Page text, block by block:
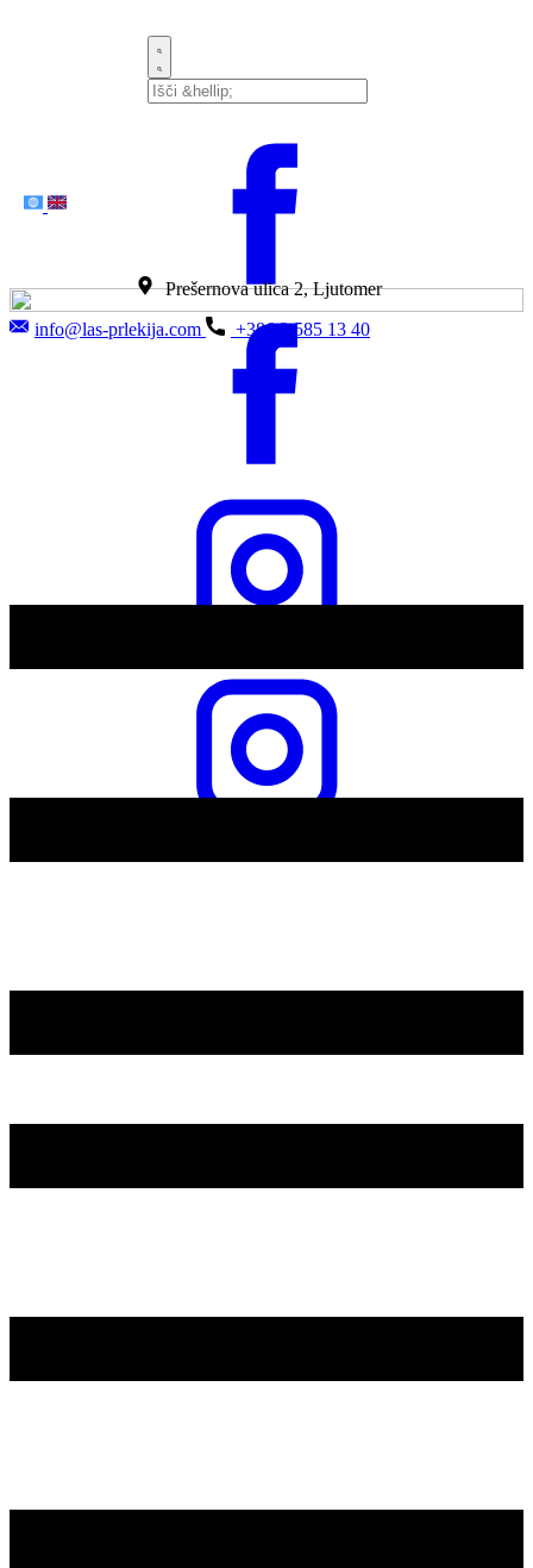
info@las-prlekija.com +386 2 585 13 40
Prešernova ulica 2, Lj​utomer